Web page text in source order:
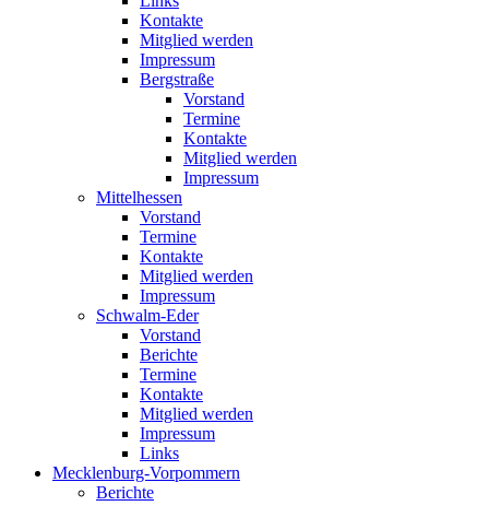
Kontakte
Mitglied werden
Impressum
Bergstraße
Vorstand
Termine
Kontakte
Mitglied werden
Impressum
Mittelhessen
Vorstand
Termine
Kontakte
Mitglied werden
Impressum
Schwalm-Eder
Vorstand
Berichte
Termine
Kontakte
Mitglied werden
Impressum
Links
Mecklenburg-Vorpommern
Berichte